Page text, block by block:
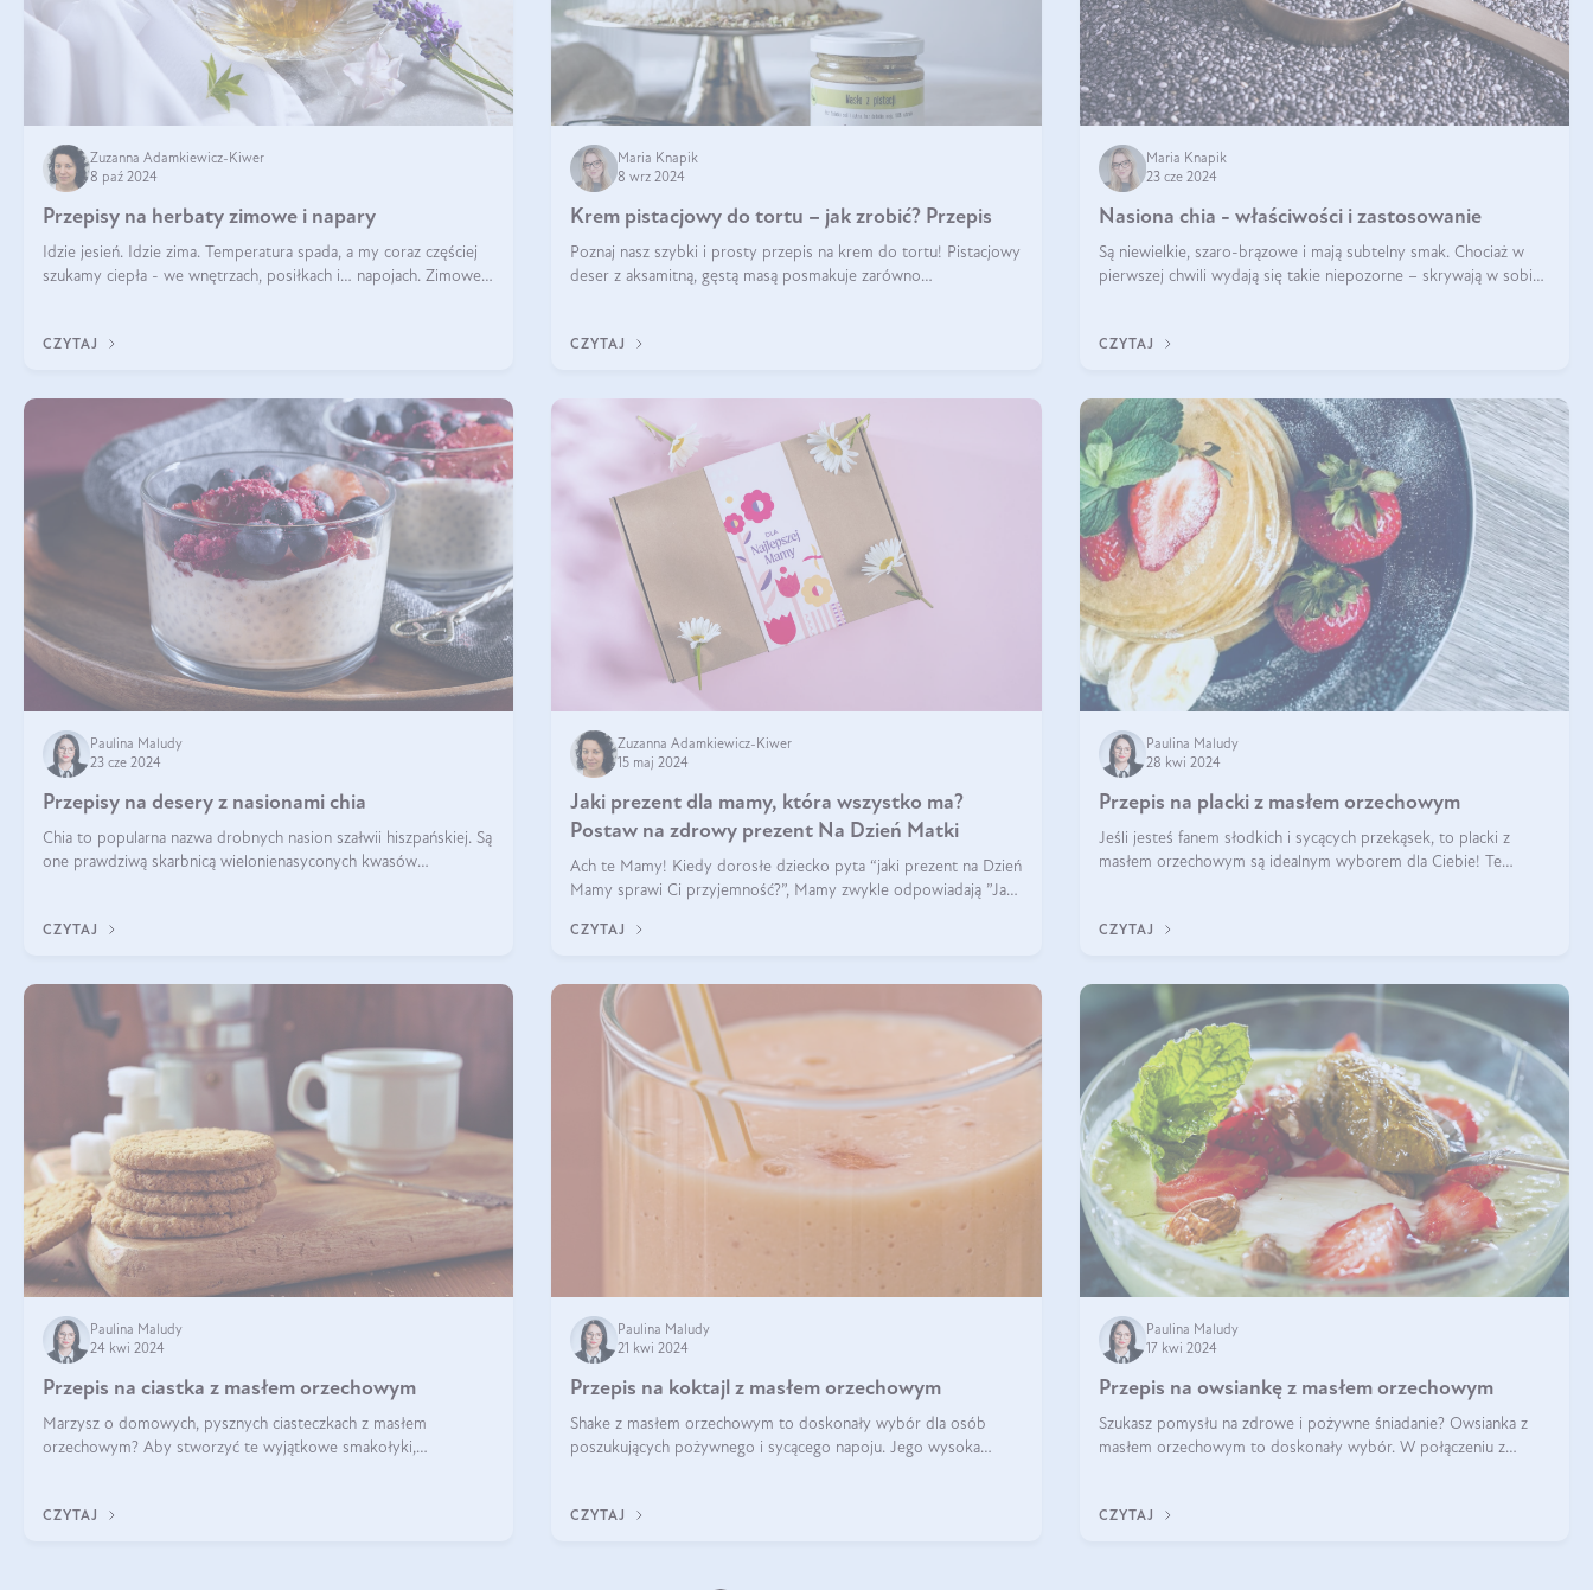
Zuzanna Adamkiewicz-Kiwer
8 paź 2024
Przepisy na herbaty zimowe i napary
Idzie jesień. Idzie zima. Temperatura spada, a my coraz częściej
szukamy ciepła - we wnętrzach, posiłkach i… napojach. Zimowe
CZYTAJ
Maria Knapik
8 wrz 2024
Krem pistacjowy do tortu – jak zrobić? Przepis
Poznaj nasz szybki i prosty przepis na krem do tortu! Pistacjowy
deser z aksamitną, gęstą masą posmakuje zarówno
CZYTAJ
Maria Knapik
23 cze 2024
Nasiona chia - właściwości i zastosowanie
Są niewielkie, szaro-brązowe i mają subtelny smak. Chociaż w
pierwszej chwili wydają się takie niepozorne – skrywają w sobie
CZYTAJ
Paulina Maludy
23 cze 2024
Przepisy na desery z nasionami chia
Chia to popularna nazwa drobnych nasion szałwii hiszpańskiej. Są
one prawdziwą skarbnicą wielonienasyconych kwasów
CZYTAJ
Zuzanna Adamkiewicz-Kiwer
15 maj 2024
Jaki prezent dla mamy, która wszystko ma?
Postaw na zdrowy prezent Na Dzień Matki
Ach te Mamy! Kiedy dorosłe dziecko pyta “jaki prezent na Dzień
Mamy sprawi Ci przyjemność?”, Mamy zwykle odpowiadają ”Ja
prezent na Dzień Ma
CZYTAJ
Paulina Maludy
28 kwi 2024
Przepis na placki z masłem orzechowym
Jeśli jesteś fanem słodkich i sycących przekąsek, to placki z
masłem orzechowym są idealnym wyborem dla Ciebie! Te
CZYTAJ
Paulina Maludy
24 kwi 2024
Przepis na ciastka z masłem orzechowym
Marzysz o domowych, pysznych ciasteczkach z masłem
orzechowym? Aby stworzyć te wyjątkowe smakołyki,
CZYTAJ
Paulina Maludy
21 kwi 2024
Przepis na koktajl z masłem orzechowym
Shake z masłem orzechowym to doskonały wybór dla osób
poszukujących pożywnego i sycącego napoju. Jego wysoka
CZYTAJ
Paulina Maludy
17 kwi 2024
Przepis na owsiankę z masłem orzechowym
Szukasz pomysłu na zdrowe i pożywne śniadanie? Owsianka z
masłem orzechowym to doskonały wybór. W połączeniu z
CZYTAJ